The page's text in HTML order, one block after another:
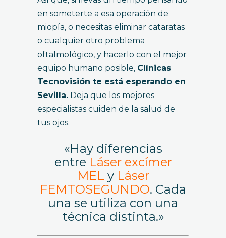
en someterte a esa operación de
miopía, o necesitas eliminar cataratas
o cualquier otro problema
oftalmológico, y hacerlo con el mejor
equipo humano posible, Clínicas
Tecnovisión te está esperando en
Sevilla. Deja que los mejores
especialistas cuiden de la salud de
tus ojos.
«Hay diferencias
entre Láser excímer
MEL y Láser
FEMTOSEGUNDO. Cada
una se utiliza con una
técnica distinta.»